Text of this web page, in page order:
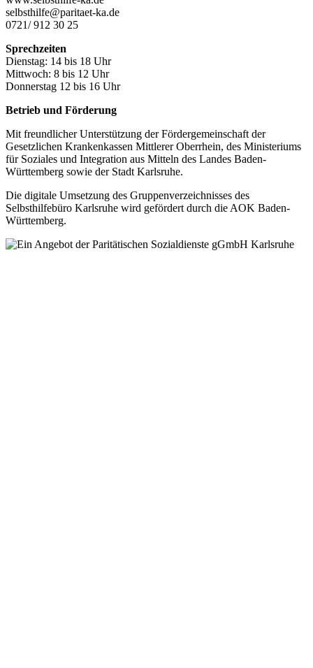
selbsthilfe@paritaet-ka.de
0721/ 912 30 25
Sprechzeiten
Dienstag: 14 bis 18 Uhr
Mittwoch: 8 bis 12 Uhr
Donnerstag 12 bis 16 Uhr
Betrieb und Förderung
Mit freundlicher Unterstützung der Fördergemeinschaft der
Gesetzlichen Krankenkassen Mittlerer Oberrhein, des Ministeriums
für Soziales und Integration aus Mitteln des Landes Baden-
Württemberg sowie der Stadt Karlsruhe.
Die digitale Umsetzung des Gruppen­verzeichnisses des
Selbsthilfebüro Karlsruhe wird gefördert durch die AOK Baden-
Württemberg.